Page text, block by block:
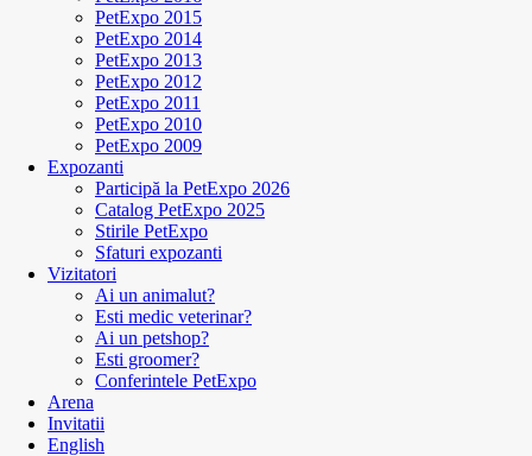
PetExpo 2015
PetExpo 2014
PetExpo 2013
PetExpo 2012
PetExpo 2011
PetExpo 2010
PetExpo 2009
Expozanti
Participă la PetExpo 2026
Catalog PetExpo 2025
Stirile PetExpo
Sfaturi expozanti
Vizitatori
Ai un animalut?
Esti medic veterinar?
Ai un petshop?
Esti groomer?
Conferintele PetExpo
Arena
Invitatii
English